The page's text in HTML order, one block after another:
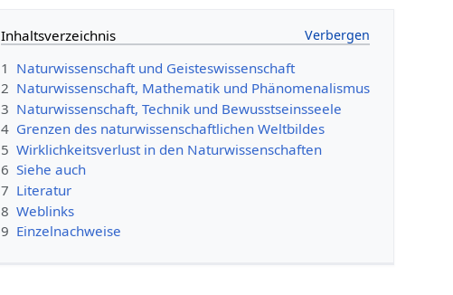
Inhaltsverzeichnis
1 Naturwissenschaft und Geisteswissenschaft
2 Naturwissenschaft, Mathematik und Phänomenalismus
3 Naturwissenschaft, Technik und Bewusstseinsseele
4 Grenzen des naturwissenschaftlichen Weltbildes
5 Wirklichkeitsverlust in den Naturwissenschaften
6 Siehe auch
7 Literatur
8 Weblinks
9 Einzelnachweise